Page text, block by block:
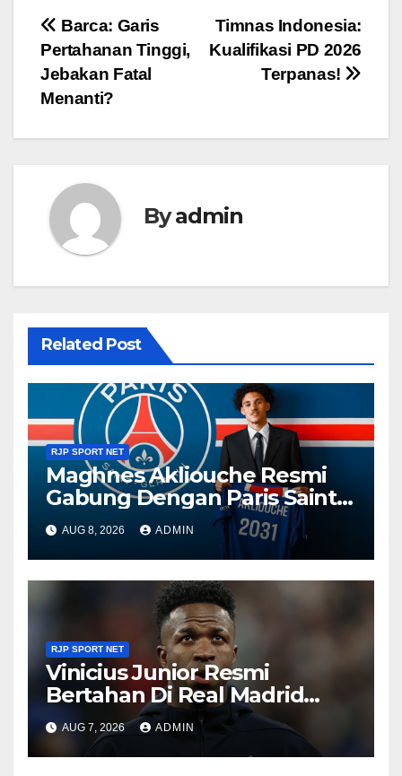
Post
navigation
Timnas Indonesia:
Kualifikasi PD 2026
Terpanas!
Barca: Garis
Pertahanan Tinggi,
Jebakan Fatal
Menanti?
Byadmin
Related Post
RJP SPORT NET
Maghnes Akliouche Resmi
Gabung Dengan Paris Saint-
Germain
AUG 8, 2026 ADMIN
RJP SPORT NET
Vinicius Junior Resmi
Bertahan Di Real Madrid
Sampai 2032
AUG 7, 2026 ADMIN